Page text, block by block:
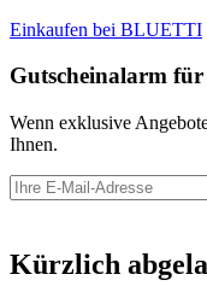
Einkaufen bei BLUETTI
Gutscheinalarm
Wenn exklusive
Ihnen.
Kürzlich